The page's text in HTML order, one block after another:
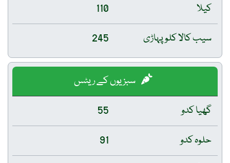
کیلا
110
سیب کالا کلو پہاڑی
245
سبزیوں کے ریٹس
گھیا کدو
55
حلوہ کدو
91